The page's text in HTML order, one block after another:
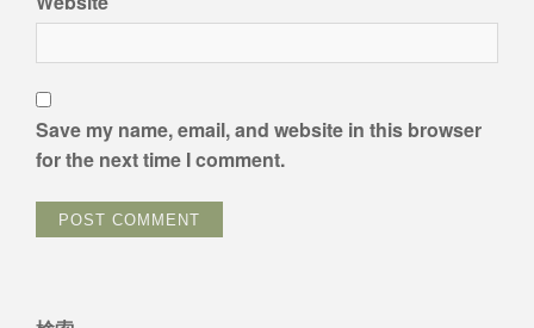
Save my name, email, and website in this browser
for the next time I comment.